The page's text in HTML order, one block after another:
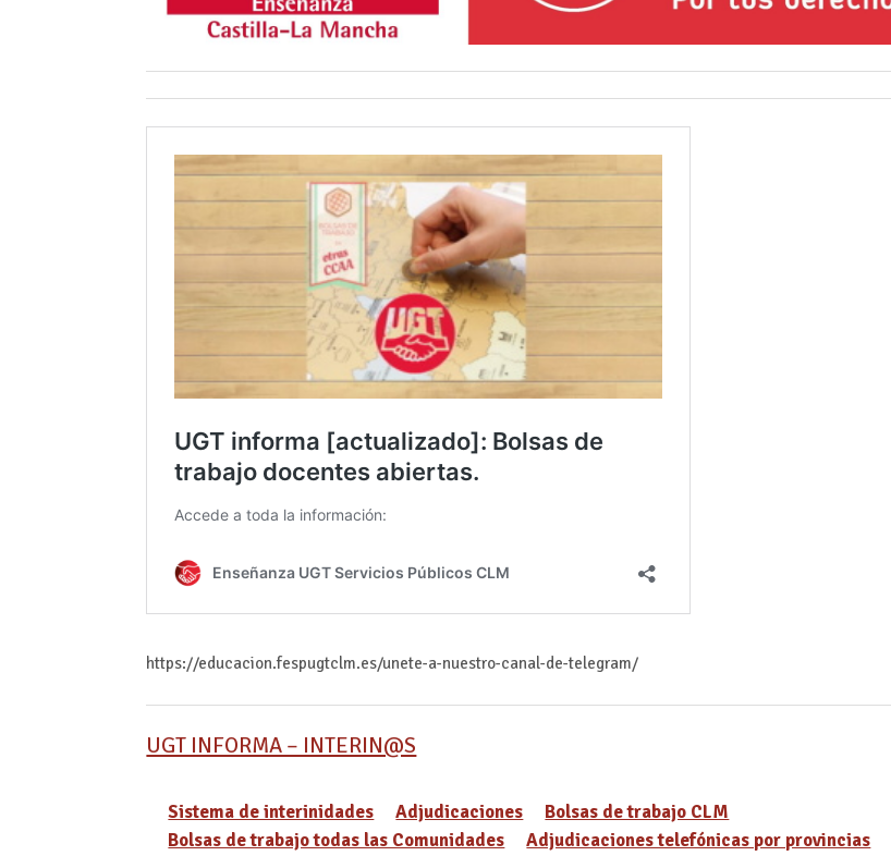
https://educacion.fespugtclm.es/unete-a-nuestro-canal-de-telegram/
UGT INFORMA – INTERIN@S
Sistema de interinidades Adjudicaciones
Bolsas de trabajo CLM
Bolsas de trabajo todas las Comunidades
Adjudicaciones telefónicas por provincias